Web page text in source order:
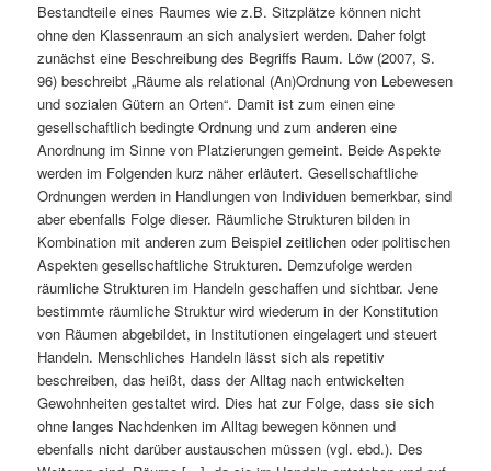
Bestandteile eines Raumes wie z.B. Sitzplätze können nicht
ohne den Klassenraum an sich analysiert werden. Daher folgt
zunächst eine Beschreibung des Begriffs Raum. Löw (2007, S.
96) beschreibt „Räume als relational (An)Ordnung von Lebewesen
und sozialen Gütern an Orten“. Damit ist zum einen eine
gesellschaftlich bedingte Ordnung und zum anderen eine
Anordnung im Sinne von Platzierungen gemeint. Beide Aspekte
werden im Folgenden kurz näher erläutert. Gesellschaftliche
Ordnungen werden in Handlungen von Individuen bemerkbar, sind
aber ebenfalls Folge dieser. Räumliche Strukturen bilden in
Kombination mit anderen zum Beispiel zeitlichen oder politischen
Aspekten gesellschaftliche Strukturen. Demzufolge werden
räumliche Strukturen im Handeln geschaffen und sichtbar. Jene
bestimmte räumliche Struktur wird wiederum in der Konstitution
von Räumen abgebildet, in Institutionen eingelagert und steuert
Handeln. Menschliches Handeln lässt sich als repetitiv
beschreiben, das heißt, dass der Alltag nach entwickelten
Gewohnheiten gestaltet wird. Dies hat zur Folge, dass sie sich
ohne langes Nachdenken im Alltag bewegen können und
ebenfalls nicht darüber austauschen müssen (vgl. ebd.). Des